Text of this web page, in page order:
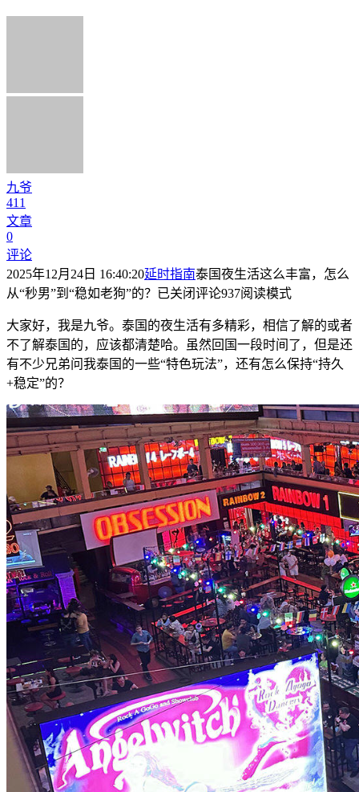
九爷
411
文章
0
评论
2025年12月24日 16:40:20延时指南泰国夜生活这么丰富，怎么
从“秒男”到“稳如老狗”的？ 已关闭评论937阅读模式
大家好，我是九爷。泰国的夜生活有多精彩，相信了解的或者
不了解泰国的，应该都清楚哈。虽然回国一段时间了，但是还
有不少兄弟问我泰国的一些“特色玩法”，还有怎么保持“持久
+稳定”的？